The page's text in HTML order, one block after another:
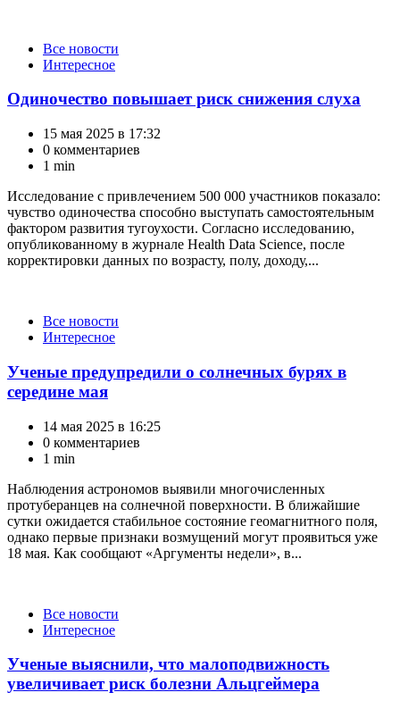
КатегорииВсе новости
Интересное
Одиночество повышает риск снижения слуха
15 мая 2025 в 17:32
0 комментариев
1 min
Исследование с привлечением 500 000 участников показало:
чувство одиночества способно выступать самостоятельным
фактором развития тугоухости. Согласно исследованию,
опубликованному в журнале Health Data Science, после
корректировки данных по возрасту, полу, доходу,...
КатегорииВсе новости
Интересное
Ученые предупредили о солнечных бурях в
середине мая
14 мая 2025 в 16:25
0 комментариев
1 min
Наблюдения астрономов выявили многочисленных
протуберанцев на солнечной поверхности. В ближайшие
сутки ожидается стабильное состояние геомагнитного поля,
однако первые признаки возмущений могут проявиться уже
18 мая. Как сообщают «Аргументы недели», в...
КатегорииВсе новости
Интересное
Ученые выяснили, что малоподвижность
увеличивает риск болезни Альцгеймера